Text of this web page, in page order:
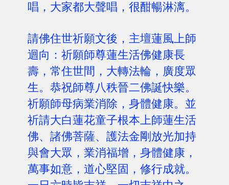
唱，大家都大聲唱，很酣暢淋漓。
請佛住世祈願文後，主壇蓮風上師
迴向：祈願師尊蓮生活佛健康長
壽，常住世間，大轉法輪，廣度眾
生。恭祝師尊八秩晉二佛誕快樂。
祈願師母病業消除，身體健康。並
祈請大白蓮花童子根本上師蓮生活
佛、諸佛菩薩、護法金剛放光加持
與會大眾，業消福增，身體健康，
萬事如意，道心堅固，修行成就。